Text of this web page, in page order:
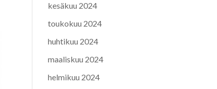
kesäkuu 2024
toukokuu 2024
huhtikuu 2024
maaliskuu 2024
helmikuu 2024